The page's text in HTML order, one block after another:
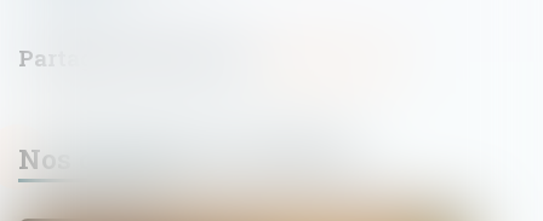
Nos dernières actualités